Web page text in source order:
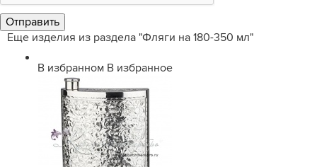
Еще изделия из раздела "Фляги на 180-350 мл"
В избранном В избранное